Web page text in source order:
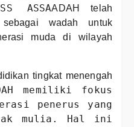
ASSAADAH telah
sebagai wadah untuk
muda di wilayah
tingkat menengah
memiliki fokus
penerus yang
mulia. Hal ini